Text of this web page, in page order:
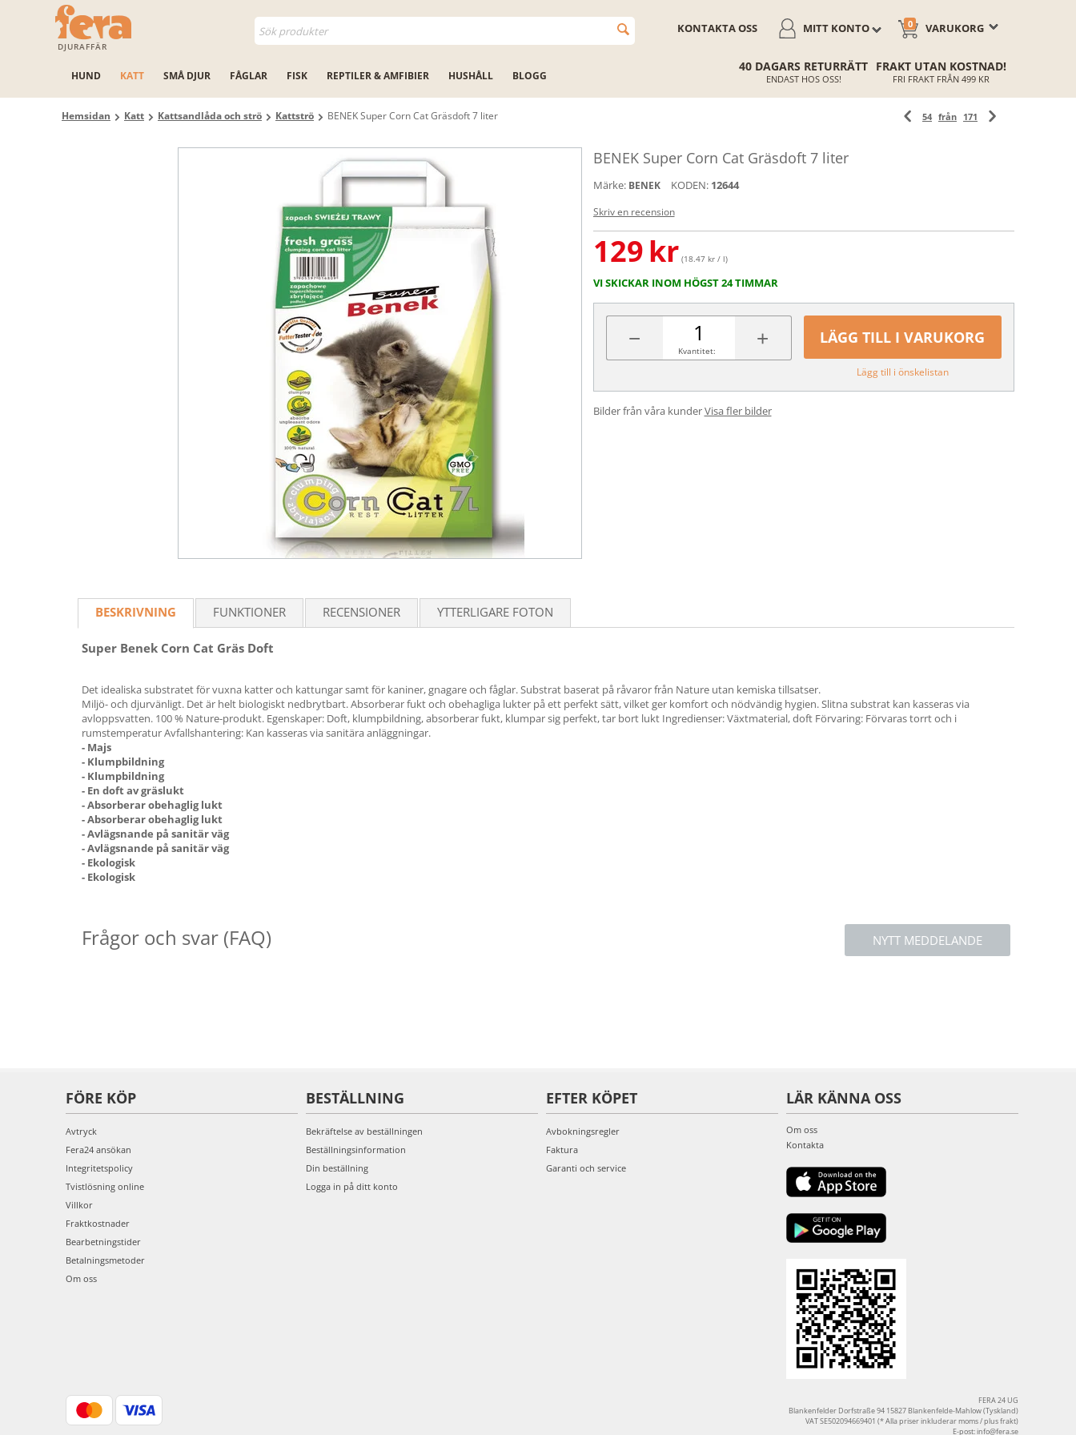
DJURAFFÄR
VARUKORG
0
MITT KONTO
KONTAKTA OSS
HUND KATT SMÅ DJUR FÅGLAR FISK REPTILER & AMFIBIER HUSHÅLL BLOGG
40 DAGARS RETURRÄTT
ENDAST HOS OSS!
FRAKT UTAN KOSTNAD!
FRI FRAKT FRÅN 499 KR
Hemsidan Katt Kattsandlåda och strö Kattströ BENEK Super Corn Cat Gräsdoft 7 liter 54 från 171
BENEK Super Corn Cat Gräsdoft 7 liter
Märke: BENEK KODEN: 12644
Skriv en recension
129kr (18.47 kr / l)
VI SKICKAR INOM HÖGST 24 TIMMAR
− +
Kvantitet:
LÄGG TILL I VARUKORG
Lägg till i önskelistan
Bilder från våra kunderVisa fler bilder
BESKRIVNING FUNKTIONER RECENSIONER YTTERLIGARE FOTON
Super Benek Corn Cat Gräs Doft
Det idealiska substratet för vuxna katter och kattungar samt för kaniner, gnagare och fåglar. Substrat baserat på råvaror från Nature utan kemiska tillsatser.
Miljö- och djurvänligt. Det är helt biologiskt nedbrytbart. Absorberar fukt och obehagliga lukter på ett perfekt sätt, vilket ger komfort och nödvändig hygien. Slitna substrat kan kasseras via
avloppsvatten. 100 % Nature-produkt. Egenskaper: Doft, klumpbildning, absorberar fukt, klumpar sig perfekt, tar bort lukt Ingredienser: Växtmaterial, doft Förvaring: Förvaras torrt och i
rumstemperatur Avfallshantering: Kan kasseras via sanitära anläggningar.
- Majs
- Klumpbildning
- Klumpbildning
- En doft av gräslukt
- Absorberar obehaglig lukt
- Absorberar obehaglig lukt
- Avlägsnande på sanitär väg
- Avlägsnande på sanitär väg
- Ekologisk
- Ekologisk
NYTT MEDDELANDE
Frågor och svar (FAQ)
FÖRE KÖP
Avtryck
Fera24 ansökan
Integritetspolicy
Tvistlösning online
Villkor
Fraktkostnader
Bearbetningstider
Betalningsmetoder
Om oss
BESTÄLLNING
Bekräftelse av beställningen
Beställningsinformation
Din beställning
Logga in på ditt konto
EFTER KÖPET
Avbokningsregler
Faktura
Garanti och service
LÄR KÄNNA OSS
Om oss
Kontakta
FERA 24 UG
Blankenfelder Dorfstraße 94 15827 Blankenfelde-Mahlow (Tyskland)
VAT SE502094669401 (* Alla priser inkluderar moms / plus frakt)
E-post:info@fera.se